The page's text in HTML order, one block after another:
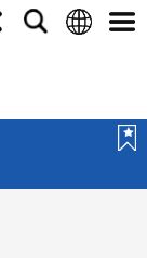
搜
语
选